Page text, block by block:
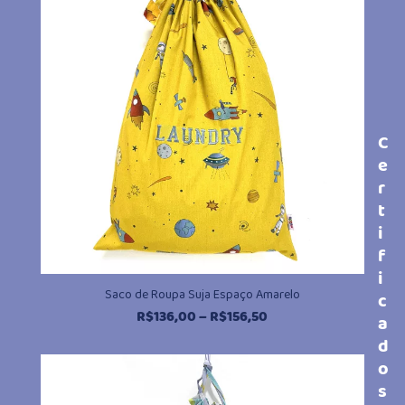
Saco de Roupa Suja Espaço Amarelo
R$136,00–R$156,50
preço:
C
e
r
t
i
f
i
c
a
d
o
s